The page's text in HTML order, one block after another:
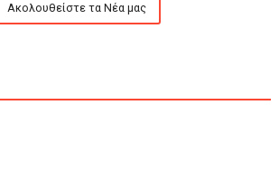
Ακολουθείστε τα Νέα μας